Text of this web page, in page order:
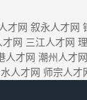
才网 叙永人才网
网 三江人才网
人才网 潮州人才网
人才网 师宗人才